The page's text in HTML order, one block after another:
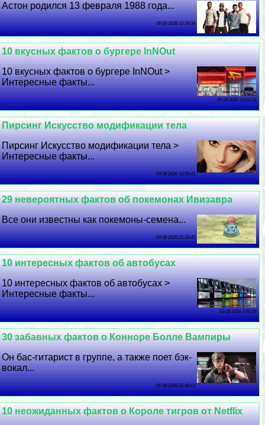
Астон родился 13 февраля 1988 года...
06 08 2026 12:39:34
10 вкусных фактов о бургере InNOut
10 вкусных фактов о бургере InNOut >
Интересные факты...
05 08 2026 23:10:33
Пирсинг Искусство модификации тела
Пирсинг Искусство модификации тела >
Интересные факты...
04 08 2026 14:55:41
29 невероятных фактов об покемонах Ивизавра
Все они известны как покемоны-семена...
03 08 2026 21:33:41
10 интересных фактов об автобусах
10 интересных фактов об автобусах >
Интересные факты...
02 08 2026 7:50:59
30 забавных фактов о Конноре Болле Вампиры
Он бас-гитарист в группе, а также поет бэк-
вокал...
01 08 2026 22:48:13
10 неожиданных фактов о Короле тигров от Netflix